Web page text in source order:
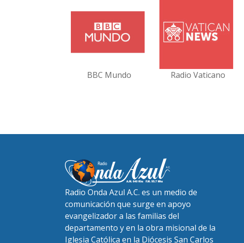
BBC Mundo Radio Vaticano
Radio Onda Azul A.C. es un medio de
comunicación que surge en apoyo
evangelizador a las familias del
departamento y en la obra misional de la
Iglesia Católica en la Diócesis San Carlos